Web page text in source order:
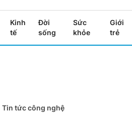
Kinh
tế
Đời
sống
Sức
khỏe
Giới
trẻ
Tin tức công nghệ